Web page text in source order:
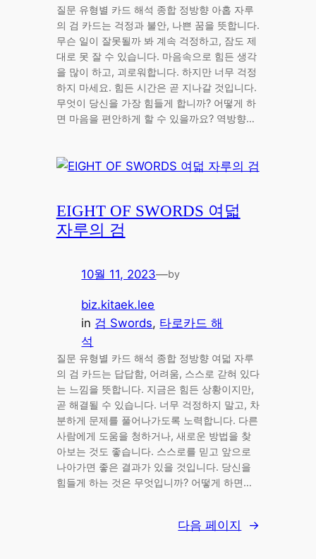
질문 유형별 카드 해석 종합 정방향 아홉 자루
의 검 카드는 걱정과 불안, 나쁜 꿈을 뜻합니다.
무슨 일이 잘못될까 봐 계속 걱정하고, 잠도 제
대로 못 잘 수 있습니다. 마음속으로 힘든 생각
을 많이 하고, 괴로워합니다. 하지만 너무 걱정
하지 마세요. 힘든 시간은 곧 지나갈 것입니다.
무엇이 당신을 가장 힘들게 합니까? 어떻게 하
면 마음을 편안하게 할 수 있을까요? 역방향…
EIGHT OF SWORDS 여덟
자루의 검
10월 11, 2023—by
biz.kitaek.lee
in 검 Swords, 타로카드 해
석
질문 유형별 카드 해석 종합 정방향 여덟 자루
의 검 카드는 답답함, 어려움, 스스로 갇혀 있다
는 느낌을 뜻합니다. 지금은 힘든 상황이지만,
곧 해결될 수 있습니다. 너무 걱정하지 말고, 차
분하게 문제를 풀어나가도록 노력합니다. 다른
사람에게 도움을 청하거나, 새로운 방법을 찾
아보는 것도 좋습니다. 스스로를 믿고 앞으로
나아가면 좋은 결과가 있을 것입니다. 당신을
힘들게 하는 것은 무엇입니까? 어떻게 하면…
다음 페이지 →